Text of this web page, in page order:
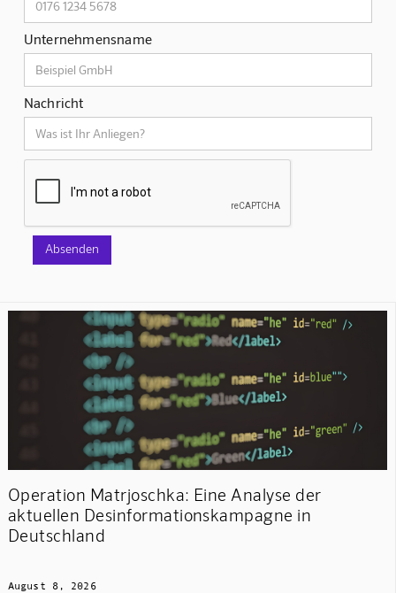
Unternehmensname
Nachricht
Operation Matrjoschka: Eine Analyse der
aktuellen Desinformationskampagne in
Deutschland
August 8, 2026